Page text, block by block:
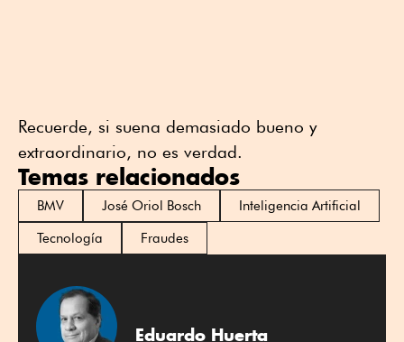
Recuerde, si suena demasiado bueno y
extraordinario, no es verdad.
Temas relacionados
BMV José Oriol Bosch
Inteligencia Artificial
Tecnología
Fraudes
Eduardo Huerta